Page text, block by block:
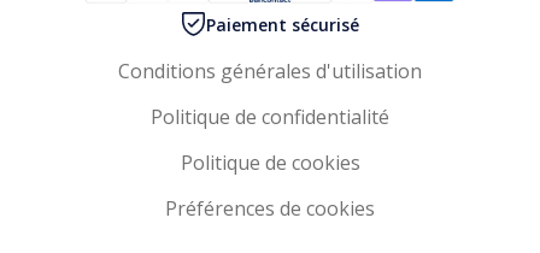
Paiement sécurisé
Conditions générales d'utilisation
Politique de confidentialité
Politique de cookies
Préférences de cookies